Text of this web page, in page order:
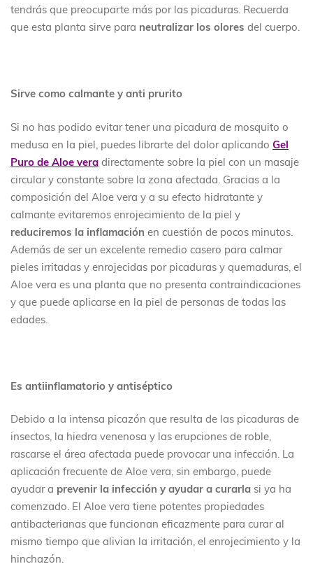
tendrás que preocuparte más por las picaduras. Recuerda
que esta planta sirve para neutralizar los olores del cuerpo.
Sirve como calmante y anti prurito
Si no has podido evitar tener una picadura de mosquito o
medusa en la piel, puedes librarte del dolor aplicando Gel
Puro de Aloe vera directamente sobre la piel con un masaje
circular y constante sobre la zona afectada. Gracias a la
composición del Aloe vera y a su efecto hidratante y
calmante evitaremos enrojecimiento de la piel y
reduciremos la inflamación en cuestión de pocos minutos.
Además de ser un excelente remedio casero para calmar
pieles irritadas y enrojecidas por picaduras y quemaduras, el
Aloe vera es una planta que no presenta contraindicaciones
y que puede aplicarse en la piel de personas de todas las
edades.
Es antiinflamatorio y antiséptico
Debido a la intensa picazón que resulta de las picaduras de
insectos, la hiedra venenosa y las erupciones de roble,
rascarse el área afectada puede provocar una infección. La
aplicación frecuente de Aloe vera, sin embargo, puede
ayudar a prevenir la infección y ayudar a curarla si ya ha
comenzado. El Aloe vera tiene potentes propiedades
antibacterianas que funcionan eficazmente para curar al
mismo tiempo que alivian la irritación, el enrojecimiento y la
hinchazón.